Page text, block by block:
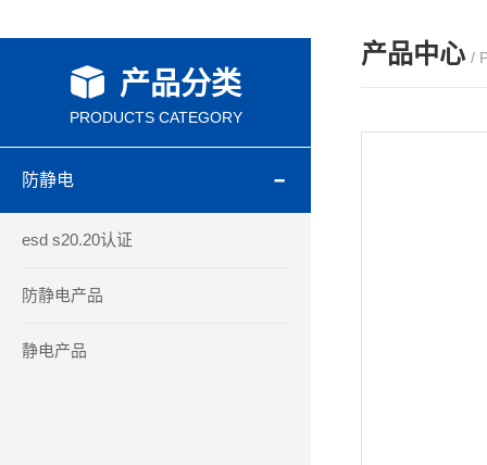
产品分类
PRODUCTS CATEGORY
防静电
esd s20.20认证
防静电产品
静电产品
产品中心 /